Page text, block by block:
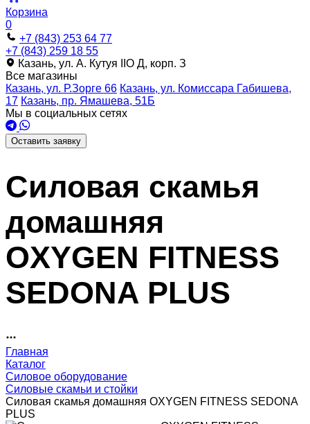
Корзина
0
+7 (843) 253 64 77
+7 (843) 259 18 55
Казань, ул. А. Кутуя IIO Д, корп. З
Все магазины
Казань, ул. Р.Зорге 66 Казань, ул. Комиссара Габишева,
17 Казань, пр. Ямашева, 51Б
Мы в социальных сетях
Оставить заявку
Силовая скамья
домашняя
OXYGEN FITNESS
SEDONA PLUS
Главная
Каталог
Силовое оборудование
Силовые скамьи и стойки
Силовая скамья домашняя OXYGEN FITNESS SEDONA
PLUS